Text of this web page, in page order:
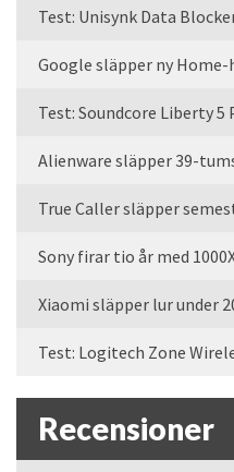
Test: Unisynk Data
Google släpper ny
Test: Soundcore Liberty 5
Alienware släpper 39-
True Caller släpper
Sony firar tio år med
Xiaomi släpper lur under
Test: Logitech Zone
Recensioner